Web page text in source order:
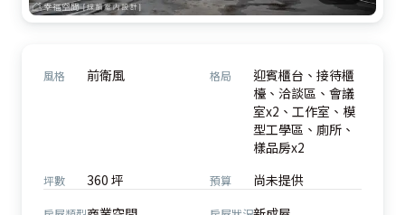
風格 前衛風 格局
迎賓櫃台、接待櫃
檯、洽談區、會議
室x2、工作室、模
型工學區、廁所、
樣品房x2
坪數 360 坪 預算 尚未提供